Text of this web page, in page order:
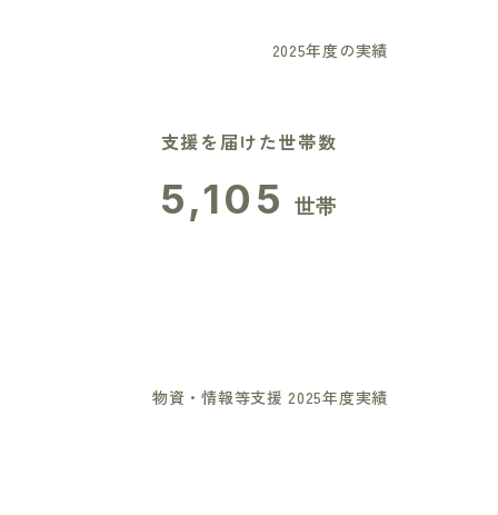
2025年度の実績
支援を届けた世帯数
5,105 世帯
物資・情報等支援 2025年度実績